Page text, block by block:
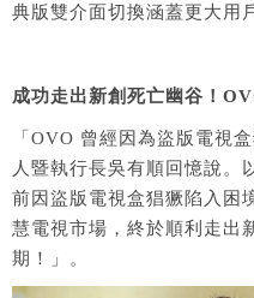
典版雙介面切換涵蓋更大用
成功走出新創死亡幽谷！
「OVO 曾經因為盜版電視
人暨執行長吳有順回憶說。
前因盜版電視盒猖獗陷入困
慧電視市場，終於順利走出
期！」。